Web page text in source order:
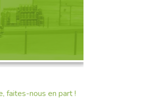
faites-nous en part !